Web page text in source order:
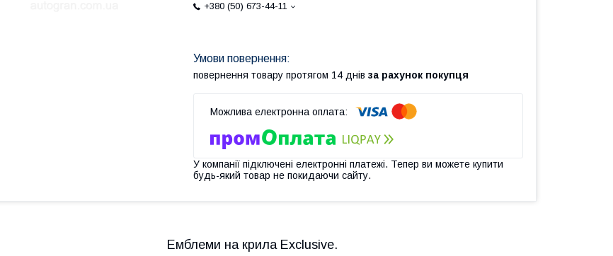
+380 (50) 673-44-11
повернення товару протягом 14 днів за рахунок покупця
У компанії підключені електронні платежі. Тепер ви можете купити
будь-який товар не покидаючи сайту.
Емблеми на крила Exclusive.